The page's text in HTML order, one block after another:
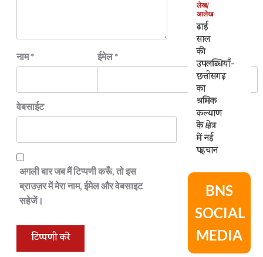
नाम* ईमेल*
वेबसाईट
अगली बार जब मैं टिप्पणी करूँ, तो इस
ब्राउज़र में मेरा नाम, ईमेल और वेबसाइट
सहेजें।
लेख/
आलेख
ढाई
साल
की
उपलब्धियाँ-
छत्तीसगढ़
का
श्रमिक
कल्याण
के क्षेत्र
में नई
पहचान
BNS
SOCIAL
MEDIA